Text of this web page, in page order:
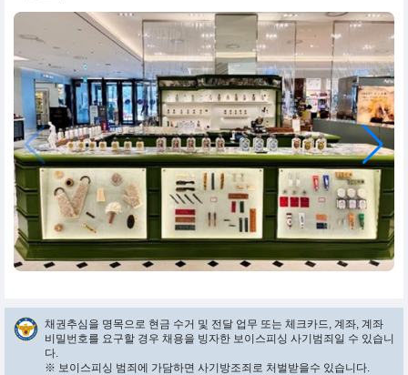
채권추심을 명목으로 현금 수거 및 전달 업무 또는 체크카드, 계좌, 계좌
비밀번호를 요구할 경우 채용을 빙자한 보이스피싱 사기범죄일 수 있습니
다.
※ 보이스피싱 범죄에 가담하면 사기방조죄로 처벌받을수 있습니다.